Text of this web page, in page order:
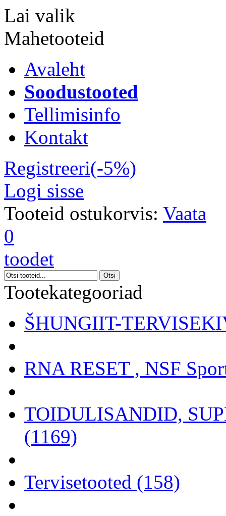
Lai valik
Mahetooteid
Avaleht
Soodustooted
Tellimisinfo
Kontakt
Registreeri(-5%)
Logi sisse
Tooteid ostukorvis: Vaata
0
toodet
Tootekategooriad
ŠHUNGIIT-
RNA RESET , NSF
TOIDULISANDID,
(1169)
Tervisetooted (158)